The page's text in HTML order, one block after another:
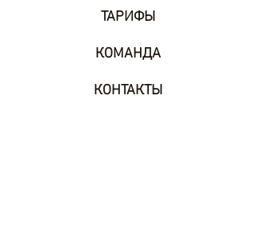
ТАРИФЫ
КОМАНДА
КОНТАКТЫ